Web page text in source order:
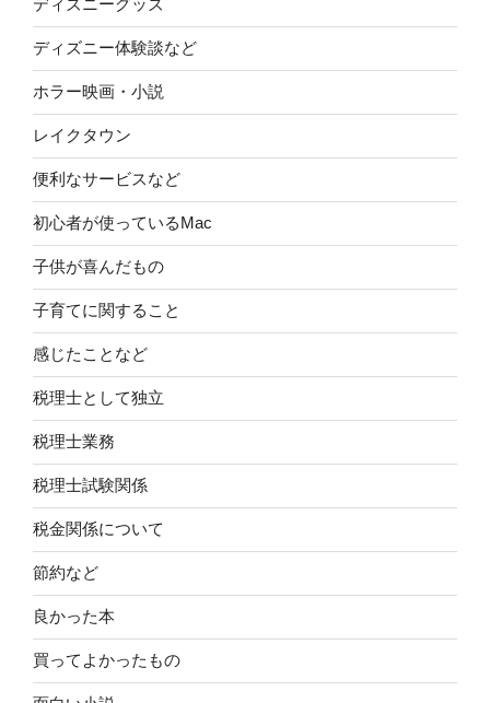
ディズニーグッズ
ディズニー体験談など
ホラー映画・小説
レイクタウン
便利なサービスなど
初心者が使っているMac
子供が喜んだもの
子育てに関すること
感じたことなど
税理士として独立
税理士業務
税理士試験関係
税金関係について
節約など
良かった本
買ってよかったもの